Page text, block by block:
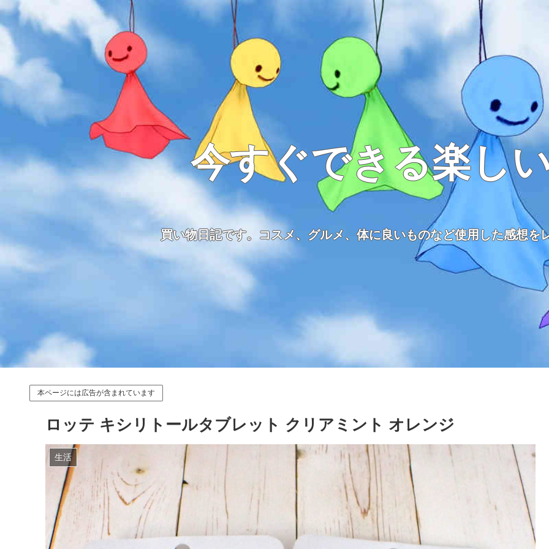
今すぐできる楽し
買い物日記です。コスメ、グルメ、体に良いものなど使用した感想を
本ページには広告が含まれています
ロッテ キシリトールタブレット クリアミント オレンジ
生活